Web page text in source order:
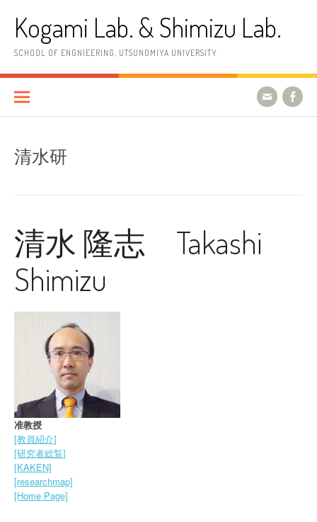
へ
ッ
Kogami Lab. & Shimizu Lab.
SCHOOL OF ENGNIEERING, UTSUNOMIYA UNIVERSITY
清水研
清水 隆志 Takashi
Shimizu
准教授
[教員紹介]
[研究者総覧]
[KAKEN]
[researchmap]
[Home Page]